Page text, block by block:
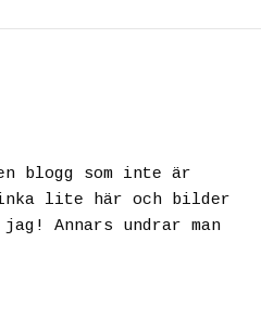
blogg som inte är
lite här och bilder
Annars undrar man